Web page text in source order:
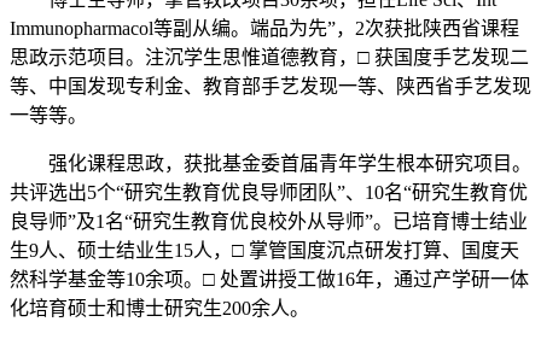
Immunopharmacol等副从编。端品为先”，2次获批陕西省课程
思政示范项目。注沉学生思惟道德教育，□ 获国度手艺发现二
等、中国发现专利金、教育部手艺发现一等、陕西省手艺发现
一等等。
强化课程思政，获批基金委首届青年学生根本研究项目。
共评选出5个“研究生教育优良导师团队”、10名“研究生教育优
良导师”及1名“研究生教育优良校外从导师”。已培育博士结业
生9人、硕士结业生15人，□ 掌管国度沉点研发打算、国度天
然科学基金等10余项。□ 处置讲授工做16年，通过产学研一体
化培育硕士和博士研究生200余人。